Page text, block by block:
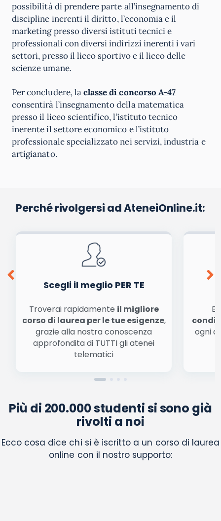
possibilità di prendere parte all’insegnamento di
discipline inerenti il diritto, l’economia e il
marketing presso diversi istituti tecnici e
professionali con diversi indirizzi inerenti i vari
settori, presso il liceo sportivo e il liceo delle
scienze umane.
Per concludere, laclasse di concorso A-47
consentirà l’insegnamento della matematica
presso il liceo scientifico, l’istituto tecnico
inerente il settore economico e l’istituto
professionale specializzato nei servizi, industria e
artigianato.
Perché rivolgersi ad AteneiOnline.it:
Scegli il meglio PER TE
Troverai rapidamente il migliore
corso di laurea per le tue esigenze,
grazie alla nostra conoscenza
approfondita di TUTTI gli atenei
telematici
ogni
Più di 200.000 studenti si sono già
rivolti a noi
Ecco cosa dice chi si è iscritto a un corso di laurea
online con il nostro supporto: